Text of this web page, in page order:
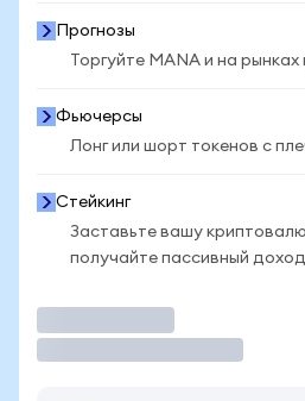
Прогнозы
Торгуйте MANA и на
Фьючерсы
Лонг или шорт токенов с
Стейкинг
Заставьте вашу
получайте пассивный